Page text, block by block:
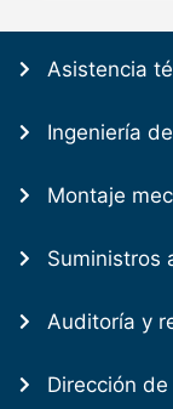
Asistencia
Ingeniería
Montaje
Suministros
Auditoría y
Dirección